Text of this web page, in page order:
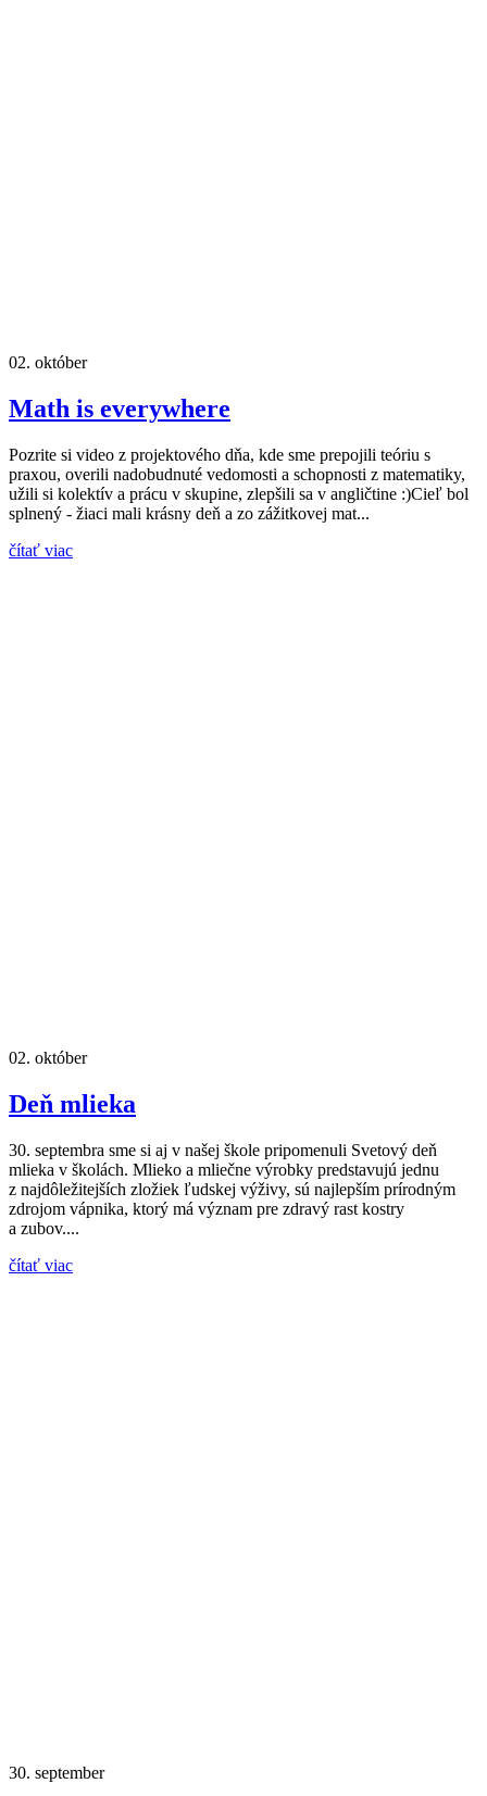
02. október
Math is everywhere
Pozrite si video z projektového dňa, kde sme prepojili teóriu s
praxou, overili nadobudnuté vedomosti a schopnosti z matematiky,
užili si kolektív a prácu v skupine, zlepšili sa v angličtine :)Cieľ bol
splnený - žiaci mali krásny deň a zo zážitkovej mat...
čítať viac
02. október
Deň mlieka
30. septembra sme si aj v našej škole pripomenuli Svetový deň
mlieka v školách. Mlieko a mliečne výrobky predstavujú jednu
z najdôležitejších zložiek ľudskej výživy, sú najlepším prírodným
zdrojom vápnika, ktorý má význam pre zdravý rast kostry
a zubov....
čítať viac
30. september